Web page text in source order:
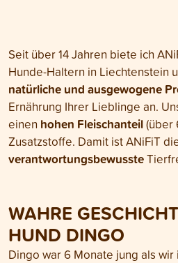
Seit über 14 Jahren biete ich
Hunde-Haltern in Liechtenstein
natürliche und ausgewogene
Ernährung Ihrer Lieblinge an.
einen hohen Fleischanteil(über
Zusatzstoffe. Damit ist ANiFiT
verantwortungsbewusste
WAHRE
HUND DINGO
Dingo war 6 Monate jung als